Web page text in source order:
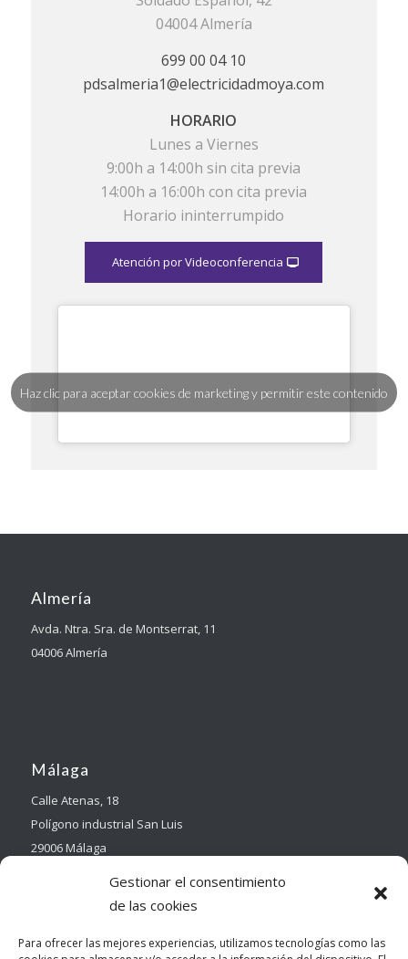
Gestionar el consentimiento
de las cookies
Para ofrecer las mejores experiencias, utilizamos tecnologías como las
04004 Almería
699 00 04 10
pdsalmeria1@electricidadmoya.com
HORARIO
Lunes a Viernes
9:00h a 14:00h sin cita previa
14:00h a 16:00h con cita previa
Horario ininterrumpido
Atención por Videoconferencia
Haz clic para aceptar cookies de marketing y permitir este contenido
Almería
Avda. Ntra. Sra. de Montserrat, 11
04006 Almería
Málaga
Calle Atenas, 18
Polígono industrial San Luis
29006 Málaga